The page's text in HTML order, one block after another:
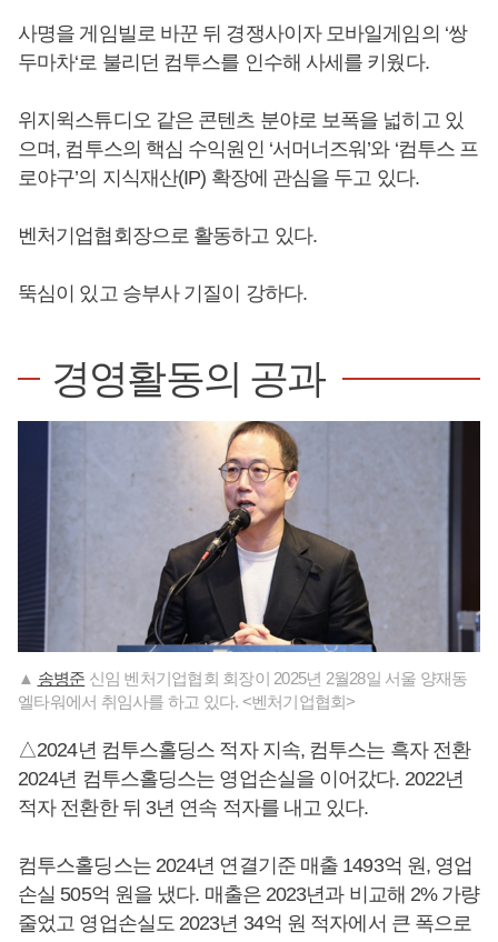
사명을 게임빌로 바꾼 뒤 경쟁사이자 모바일게임의 ‘쌍
두마차‘로 불리던 컴투스를 인수해 사세를 키웠다.
위지윅스튜디오 같은 콘텐츠 분야로 보폭을 넓히고 있
으며, 컴투스의 핵심 수익원인 ‘서머너즈워’와 ‘컴투스 프
로야구’의 지식재산(IP) 확장에 관심을 두고 있다.
벤처기업협회장으로 활동하고 있다.
뚝심이 있고 승부사 기질이 강하다.
경영활동의 공과
▲ 송병준 신임 벤처기업협회 회장이 2025년 2월28일 서울 양재동
엘타워에서 취임사를 하고 있다. <벤처기업협회>
△2024년 컴투스홀딩스 적자 지속, 컴투스는 흑자 전환
2024년 컴투스홀딩스는 영업손실을 이어갔다. 2022년
적자 전환한 뒤 3년 연속 적자를 내고 있다.
컴투스홀딩스는 2024년 연결기준 매출 1493억 원, 영업
손실 505억 원을 냈다. 매출은 2023년과 비교해 2% 가량
줄었고 영업손실도 2023년 34억 원 적자에서 큰 폭으로